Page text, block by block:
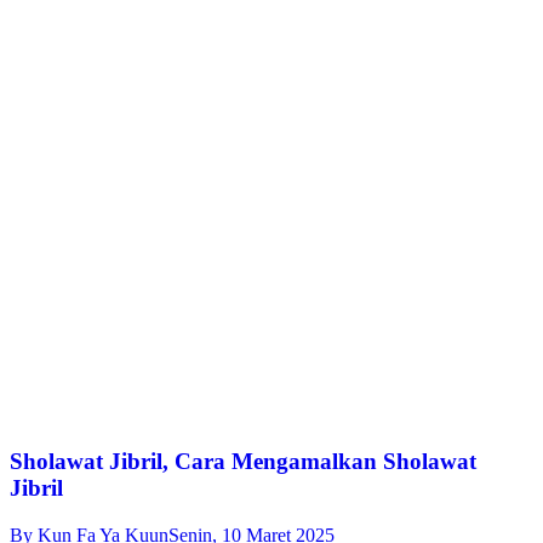
Sholawat Jibril, Cara Mengamalkan Sholawat
Jibril
By Kun Fa Ya KuunSenin, 10 Maret 2025